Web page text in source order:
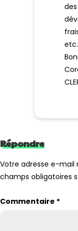
Répondre
Votre adresse e-mail
champs obligatoires
Commentaire *